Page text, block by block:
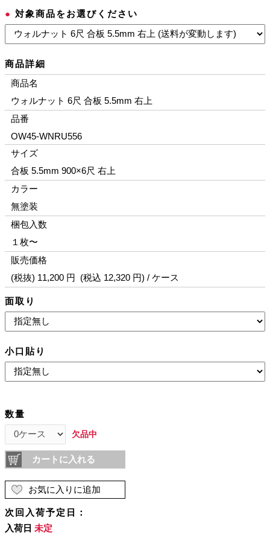
● 対象商品をお選びください
商品詳細
商品名
ウォルナット 6尺 合板 5.5mm 右上
品番
OW45-WNRU556
サイズ
合板 5.5mm 900×6尺 右上
カラー
無塗装
梱包入数
１枚〜
販売価格
(税抜) 11,200 円 (税込 12,320 円) / ケース
面取り
小口貼り
数量
欠品中
カートに入れる
お気に入りに追加
次回入荷予定日：
入荷日 未定